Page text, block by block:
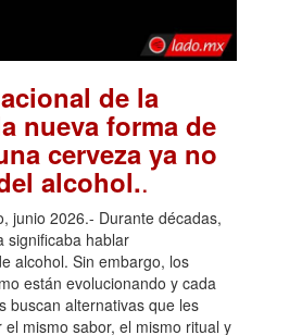
de la
nueva forma de
cerveza ya no
alcohol..
junio 2026.- Durante décadas,
significaba hablar
alcohol. Sin embargo, los
están evolucionando y cada
buscan alternativas que les
mismo sabor, el mismo ritual y